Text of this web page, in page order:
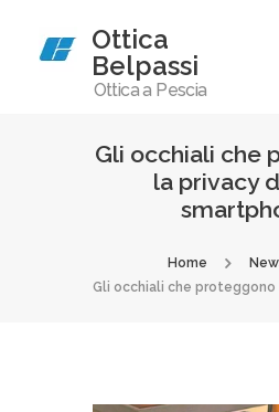
Ottica
Belpassi
Ottica a Pescia
Gli occhiali che
la privacy
Home
Gli occhiali che proteggono